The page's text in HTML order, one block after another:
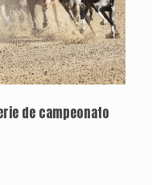
de campeonato